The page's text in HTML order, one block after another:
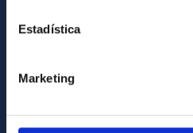
Estadística
Marketing
Registro general